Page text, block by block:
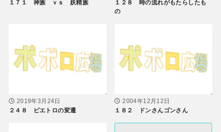
１７１ 神族 ｖｓ 妖精族
１２８ 時の流れがもたらしたも
の
2019年3月24日
２４８ ピエトロの変遷
2004年12月12日
１８２ ドンさんゴンさん